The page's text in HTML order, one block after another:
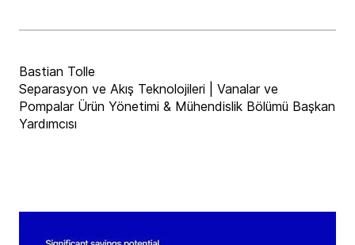
Bastian Tolle
Separasyon ve Akış Teknolojileri | Vanalar ve
Pompalar Ürün Yönetimi & Mühendislik Bölümü Başkan
Yardımcısı